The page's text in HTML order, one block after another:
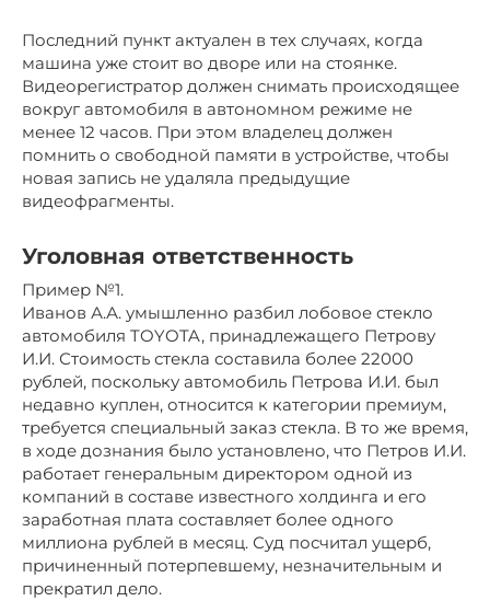
Последний пункт актуален в тех случаях, когда
машина уже стоит во дворе или на стоянке.
Видеорегистратор должен снимать происходящее
вокруг автомобиля в автономном режиме не
менее 12 часов. При этом владелец должен
помнить о свободной памяти в устройстве, чтобы
новая запись не удаляла предыдущие
видеофрагменты.
Уголовная ответственность
Пример №1.
Иванов А.А. умышленно разбил лобовое стекло
автомобиля TOYOTA, принадлежащего Петрову
И.И. Стоимость стекла составила более 22000
рублей, поскольку автомобиль Петрова И.И. был
недавно куплен, относится к категории премиум,
требуется специальный заказ стекла. В то же время,
в ходе дознания было установлено, что Петров И.И.
работает генеральным директором одной из
компаний в составе известного холдинга и его
заработная плата составляет более одного
миллиона рублей в месяц. Суд посчитал ущерб,
причиненный потерпевшему, незначительным и
прекратил дело.